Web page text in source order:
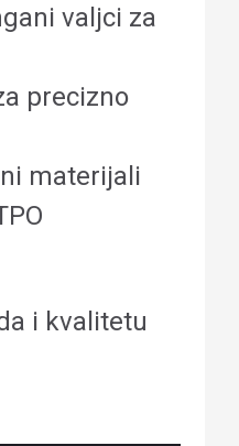
valjci za
precizno
materijali
i kvalitetu